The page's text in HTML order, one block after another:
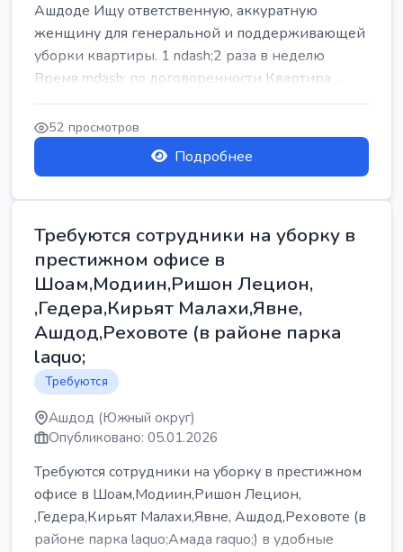
Ашдоде Ищу ответственную, аккуратную
женщину для генеральной и поддерживающей
уборки квартиры. 1 ndash;2 раза в неделю
Время mdash; по договоренности Квартира ...
52 просмотров
Подробнее
Требуются сотрудники на уборку в
престижном офисе в
Шоам,Модиин,Ришон Лецион,
,Гедера,Кирьят Малахи,Явне,
Ашдод,Реховоте (в районе парка
laquo;
Требуются
Ашдод (Южный округ)
Опубликовано: 05.01.2026
Требуются сотрудники на уборку в престижном
офисе в Шоам,Модиин,Ришон Лецион,
,Гедера,Кирьят Малахи,Явне, Ашдод,Реховоте (в
районе парка laquo;Амада raquo;) в удобные